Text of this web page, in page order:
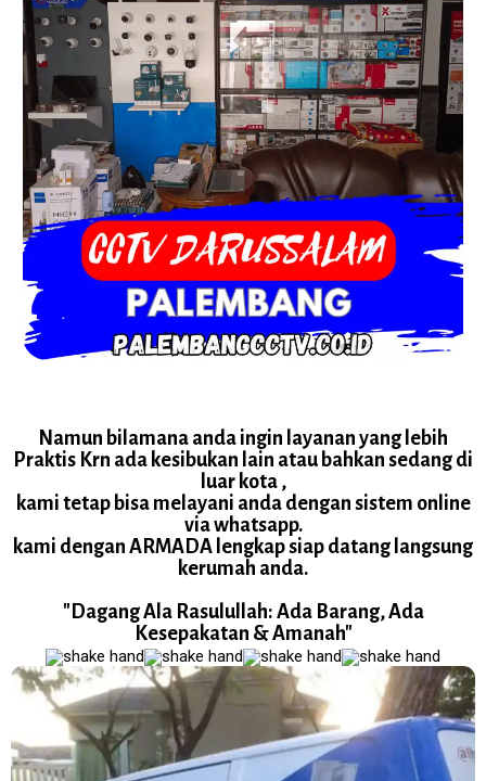
Namun bilamana anda ingin layanan yang lebih
Praktis Krn ada kesibukan lain atau bahkan sedang di
luar kota ,
kami tetap bisa melayani anda dengan sistem online
via whatsapp.
kami dengan ARMADA lengkap siap datang langsung
kerumah anda.
"Dagang Ala Rasulullah: Ada Barang, Ada
Kesepakatan & Amanah"